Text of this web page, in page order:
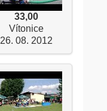
33,00
Vítonice
26. 08. 2012